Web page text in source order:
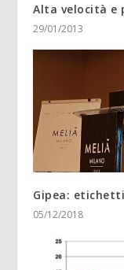
Alta velocità e
29/01/2013
Gipea:
05/12/2018